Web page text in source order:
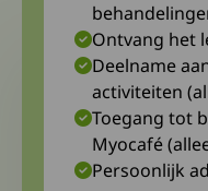
Ontvang het
Deelname
activiteiten
Toegang tot
Myocafé
Persoonlijk